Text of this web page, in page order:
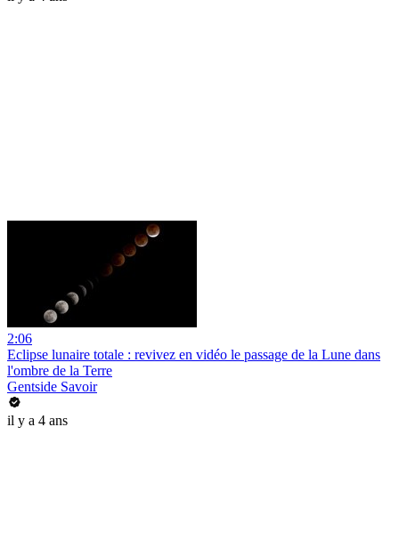
2:06
Eclipse lunaire totale : revivez en vidéo le passage de la Lune dans
l'ombre de la Terre
Gentside Savoir
il y a 4 ans